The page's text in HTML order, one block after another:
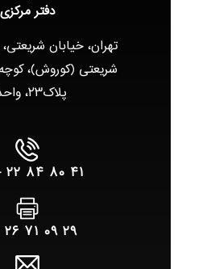
دفتر مرکزی
تهران، خیابان
شریعتی (کوروش)،
پلاک۲۳، واحد۴
۴۱ ۸۰ ۸۴ ۲۲ – ۰۲۱
۲۹ ۰۹ ۷۱ ۲۶ – ۰۲۱